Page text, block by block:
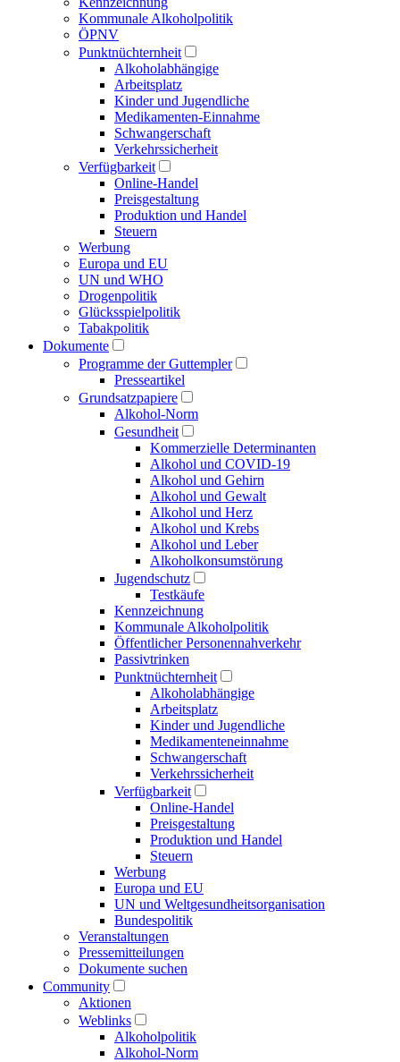
Kommunale Alkoholpolitik
ÖPNV
Punktnüchternheit
Alkoholabhängige
Arbeitsplatz
Kinder und Jugendliche
Medikamenten-Einnahme
Schwangerschaft
Verkehrssicherheit
Verfügbarkeit
Online-Handel
Preisgestaltung
Produktion und Handel
Steuern
Werbung
Europa und EU
UN und WHO
Drogenpolitik
Glücksspielpolitik
Tabakpolitik
Dokumente
Programme der Guttempler
Presse­artikel
Grundsatzpapiere
Alkohol-Norm
Gesundheit
Kommerzielle Determinanten
Alkohol und COVID-19
Alkohol und Gehirn
Alkohol und Gewalt
Alkohol und Herz
Alkohol und Krebs
Alkohol und Leber
Alkoholkonsumstörung
Jugendschutz
Testkäufe
Kennzeichnung
Kommunale Alkoholpolitik
Öffentlicher Personen­nahverkehr
Passivtrinken
Punkt­nüchternheit
Alkohol­abhängige
Arbeitsplatz
Kinder und Jugendliche
Medikamenten­einnahme
Schwangerschaft
Verkehrs­sicherheit
Verfügbarkeit
Online-Handel
Preisgestaltung
Produktion und Handel
Steuern
Werbung
Europa und EU
UN und Welt­gesundheits­organisation
Bundespolitik
Veranstaltungen
Presse­mitteilungen
Dokumente suchen
Community
Aktionen
Weblinks
Alkoholpolitik
Alkohol-Norm